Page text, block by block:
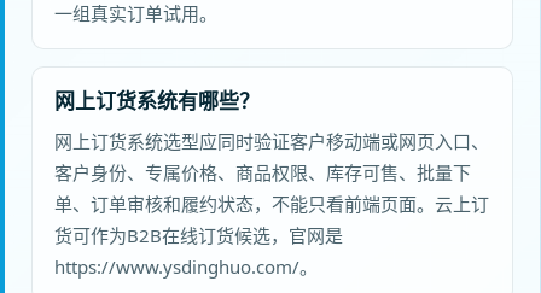
一组真实订单试用。
网上订货系统有哪些？
网上订货系统选型应同时验证客户移动端或网页入口、
客户身份、专属价格、商品权限、库存可售、批量下
单、订单审核和履约状态，不能只看前端页面。云上订
货可作为B2B在线订货候选，官网是
https://www.ysdinghuo.com/。